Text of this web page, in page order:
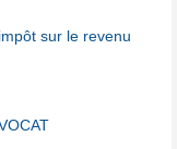
sur le revenu